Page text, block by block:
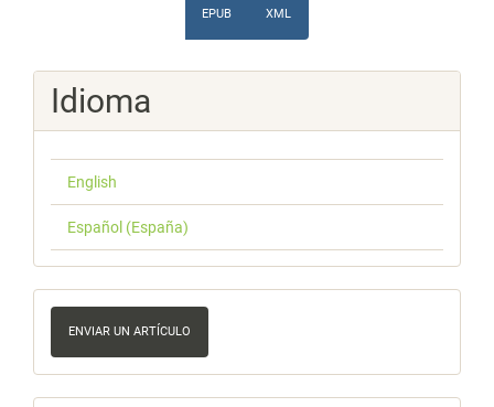
EPUB XML
Idioma
English
Español (España)
Enviar
un
artículo
ENVIAR UN ARTÍCULO